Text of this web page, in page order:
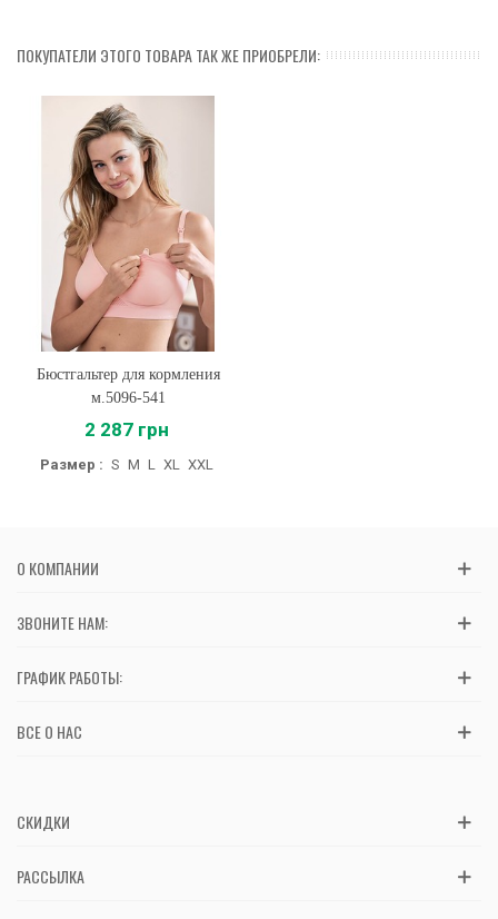
ПОКУПАТЕЛИ ЭТОГО ТОВАРА ТАК ЖЕ ПРИОБРЕЛИ:
Бюстгальтер для кормления
м.5096-541
2 287 грн
Размер : S M L XL XXL
О КОМПАНИИ
ЗВОНИТЕ НАМ:
ГРАФИК РАБОТЫ:
ВСЕ О НАС
СКИДКИ
РАССЫЛКА